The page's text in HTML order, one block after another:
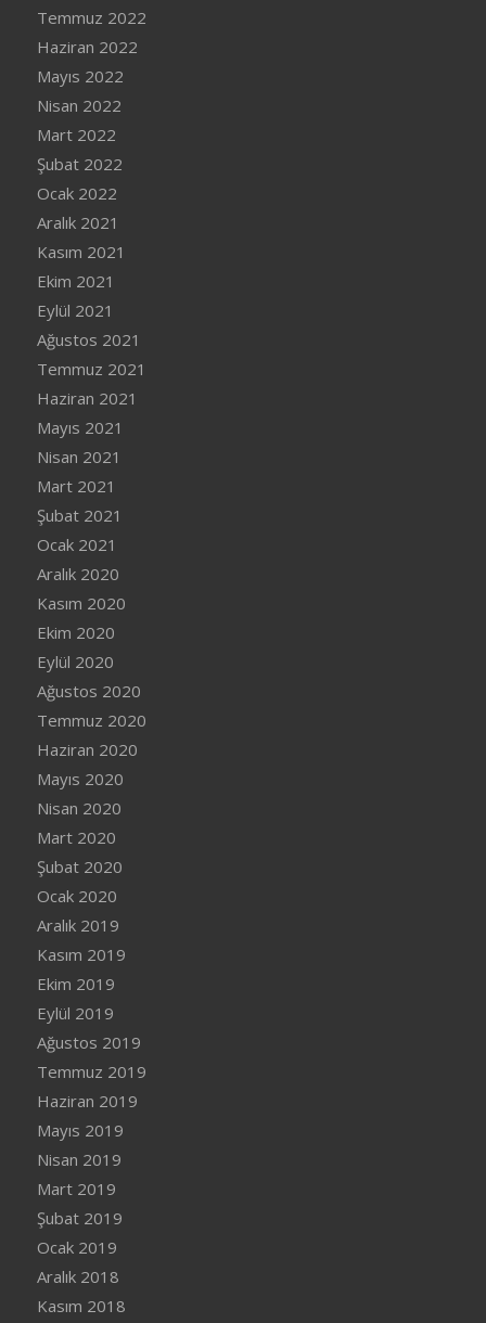
Temmuz 2022
Haziran 2022
Mayıs 2022
Nisan 2022
Mart 2022
Şubat 2022
Ocak 2022
Aralık 2021
Kasım 2021
Ekim 2021
Eylül 2021
Ağustos 2021
Temmuz 2021
Haziran 2021
Mayıs 2021
Nisan 2021
Mart 2021
Şubat 2021
Ocak 2021
Aralık 2020
Kasım 2020
Ekim 2020
Eylül 2020
Ağustos 2020
Temmuz 2020
Haziran 2020
Mayıs 2020
Nisan 2020
Mart 2020
Şubat 2020
Ocak 2020
Aralık 2019
Kasım 2019
Ekim 2019
Eylül 2019
Ağustos 2019
Temmuz 2019
Haziran 2019
Mayıs 2019
Nisan 2019
Mart 2019
Şubat 2019
Ocak 2019
Aralık 2018
Kasım 2018